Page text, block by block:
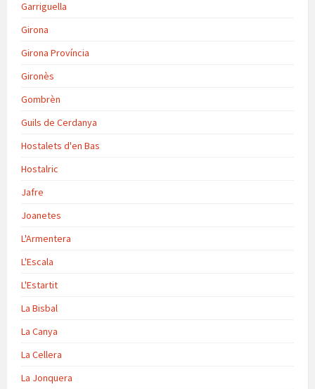
Garriguella
Girona
Girona Província
Gironès
Gombrèn
Guils de Cerdanya
Hostalets d'en Bas
Hostalric
Jafre
Joanetes
L'Armentera
L'Escala
L'Estartit
La Bisbal
La Canya
La Cellera
La Jonquera